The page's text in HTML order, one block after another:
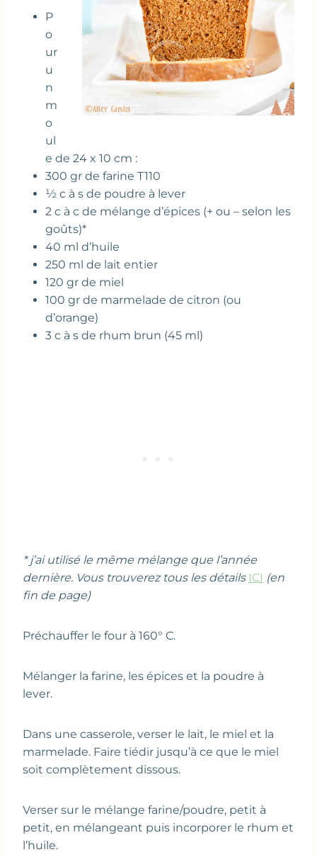
P
o
ur
u
n
m
o
ul
e de 24 x 10 cm :
300 gr de farine T110
½ c à s de poudre à lever
2 c à c de mélange d’épices (+ ou – selon les
goûts)*
40 ml d’huile
250 ml de lait entier
120 gr de miel
100 gr de marmelade de citron (ou
d’orange)
3 c à s de rhum brun (45 ml)
* j’ai utilisé le même mélange que l’année
dernière. Vous trouverez tous les détails ICI (en
fin de page)
Préchauffer le four à 160° C.
Mélanger la farine, les épices et la poudre à
lever.
Dans une casserole, verser le lait, le miel et la
marmelade. Faire tiédir jusqu’à ce que le miel
soit complètement dissous.
Verser sur le mélange farine/poudre, petit à
petit, en mélangeant puis incorporer le rhum et
l’huile.